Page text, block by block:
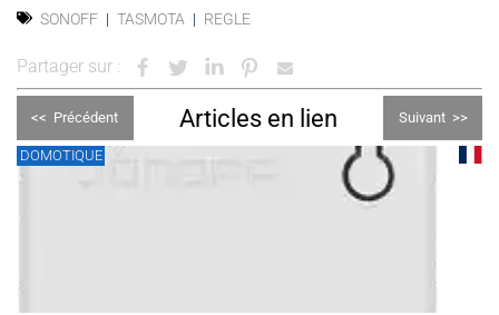
SONOFF TASMOTA REGLE
Partager sur :
<< Précédent Articles en lien Suivant >>
DOMOTIQUE